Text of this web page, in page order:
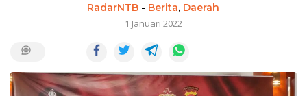
RadarNTB - Berita, Daerah
1 Januari 2022